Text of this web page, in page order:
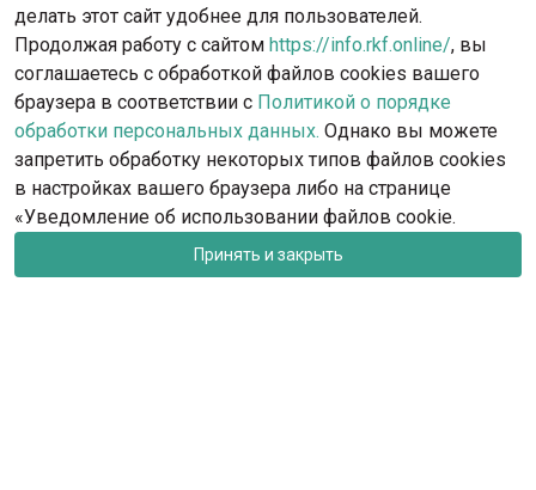
делать этот сайт удобнее для пользователей.
Продолжая работу с сайтом https://info.rkf.online/, вы
соглашаетесь с обработкой файлов cookies вашего
браузера в соответствии с Политикой о порядке
обработки персональных данных. Однако вы можете
запретить обработку некоторых типов файлов cookies
в настройках вашего браузера либо на странице
«Уведомление об использовании файлов cookie.
Принять и закрыть